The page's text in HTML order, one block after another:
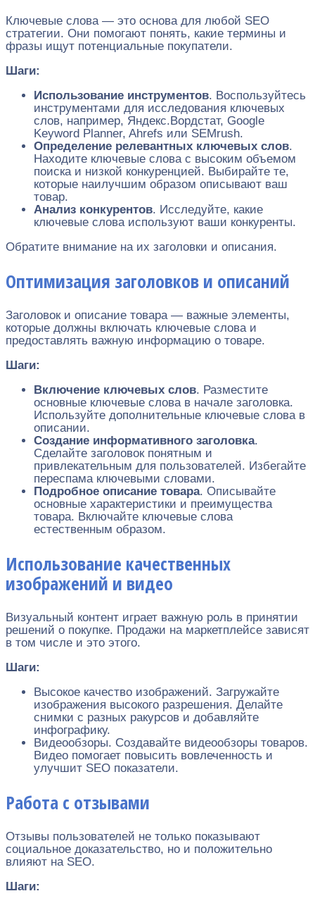
Ключевые слова — это основа для любой SEO
стратегии. Они помогают понять, какие термины и
фразы ищут потенциальные покупатели.
Шаги:
Использование инструментов. Воспользуйтесь
инструментами для исследования ключевых
слов, например, Яндекс.Вордстат, Google
Keyword Planner, Ahrefs или SEMrush.
Определение релевантных ключевых слов.
Находите ключевые слова с высоким объемом
поиска и низкой конкуренцией. Выбирайте те,
которые наилучшим образом описывают ваш
товар.
Анализ конкурентов. Исследуйте, какие
ключевые слова используют ваши конкуренты.
Обратите внимание на их заголовки и описания.
Оптимизация заголовков и описаний
Заголовок и описание товара — важные элементы,
которые должны включать ключевые слова и
предоставлять важную информацию о товаре.
Шаги:
Включение ключевых слов. Разместите
основные ключевые слова в начале заголовка.
Используйте дополнительные ключевые слова в
описании.
Создание информативного заголовка.
Сделайте заголовок понятным и
привлекательным для пользователей. Избегайте
переспама ключевыми словами.
Подробное описание товара. Описывайте
основные характеристики и преимущества
товара. Включайте ключевые слова
естественным образом.
Использование качественных
изображений и видео
Визуальный контент играет важную роль в принятии
решений о покупке. Продажи на маркетплейсе зависят
в том числе и это этого.
Шаги:
Высокое качество изображений. Загружайте
изображения высокого разрешения. Делайте
снимки с разных ракурсов и добавляйте
инфографику.
Видеообзоры. Создавайте видеообзоры товаров.
Видео помогает повысить вовлеченность и
улучшит SEO показатели.
Работа с отзывами
Отзывы пользователей не только показывают
социальное доказательство, но и положительно
влияют на SEO.
Шаги: